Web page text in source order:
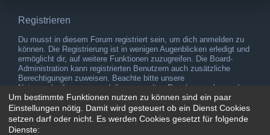
Registrieren
Du musst in diesem Forum registriert sein, um dich anmelden zu
können. Die Registrierung ist in wenigen Augenblicken erledigt und
ermöglicht dir, auf weitere Funktionen zuzugreifen. Die Board-
Administration kann registrierten Benutzern auch zusätzliche
Berechtigungen zuweisen. Beachte bitte unsere
Nutzungsbedingungen und die verwandten Regelungen, bevor du
dich registrierst. Bitte beachte auch die jeweiligen Forenregeln,
wenn du dich in diesem Board bewegst.
Nutzungsbedingungen|Datenschutzerklärung
Um bestimmte Funktionen nutzen zu können sind ein paar
Einstellungen nötig. Damit wird gesteuert ob ein Dienst Cookies
setzen darf oder nicht. Es werden Cookies gesetzt für folgende
Dienste: